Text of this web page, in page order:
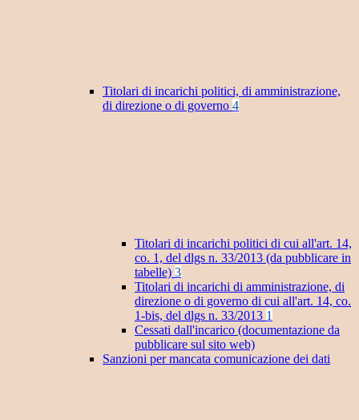
Titolari di incarichi politici, di amministrazione,
di direzione o di governo 4
Titolari di incarichi politici di cui all'art. 14,
co. 1, del dlgs n. 33/2013 (da pubblicare in
tabelle) 3
Titolari di incarichi di amministrazione, di
direzione o di governo di cui all'art. 14, co.
1-bis, del dlgs n. 33/2013 1
Cessati dall'incarico (documentazione da
pubblicare sul sito web)
Sanzioni per mancata comunicazione dei dati